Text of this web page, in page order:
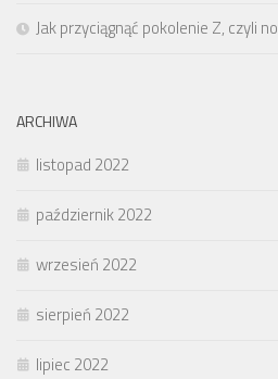
Jak przyciągnąć pokolenie Z, czyli
ARCHIWA
listopad 2022
październik 2022
wrzesień 2022
sierpień 2022
lipiec 2022